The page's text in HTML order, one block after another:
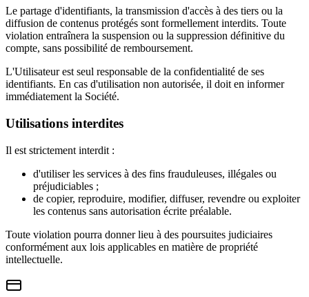
Le partage d'identifiants, la transmission d'accès à des tiers ou la
diffusion de contenus protégés sont formellement interdits. Toute
violation entraînera la suspension ou la suppression définitive du
compte, sans possibilité de remboursement.
L'Utilisateur est seul responsable de la confidentialité de ses
identifiants. En cas d'utilisation non autorisée, il doit en informer
immédiatement la Société.
Utilisations interdites
Il est strictement interdit :
d'utiliser les services à des fins frauduleuses, illégales ou
préjudiciables ;
de copier, reproduire, modifier, diffuser, revendre ou exploiter
les contenus sans autorisation écrite préalable.
Toute violation pourra donner lieu à des poursuites judiciaires
conformément aux lois applicables en matière de propriété
intellectuelle.